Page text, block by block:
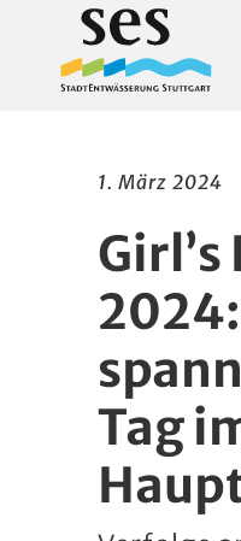
1. März 2024
Girl’s
Tag